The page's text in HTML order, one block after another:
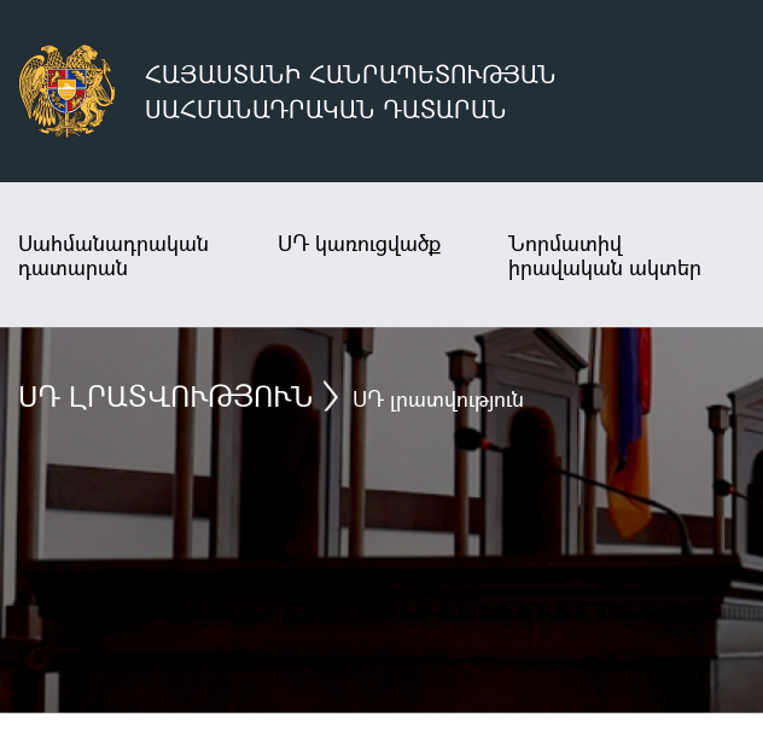
ՀԱՅԱՍՏԱՆԻ ՀԱՆՐԱՊԵՏՈՒԹՅԱՆ
ՍԱՀՄԱՆԱԴՐԱԿԱՆ ԴԱՏԱՐԱՆ
Սահմանադրական
դատարան
ՍԴ կառուցվածք
Նորմատիվ
իրավական ակտեր
ՍԴ ԼՐԱՏՎՈՒԹՅՈՒՆ ՍԴ լրատվություն